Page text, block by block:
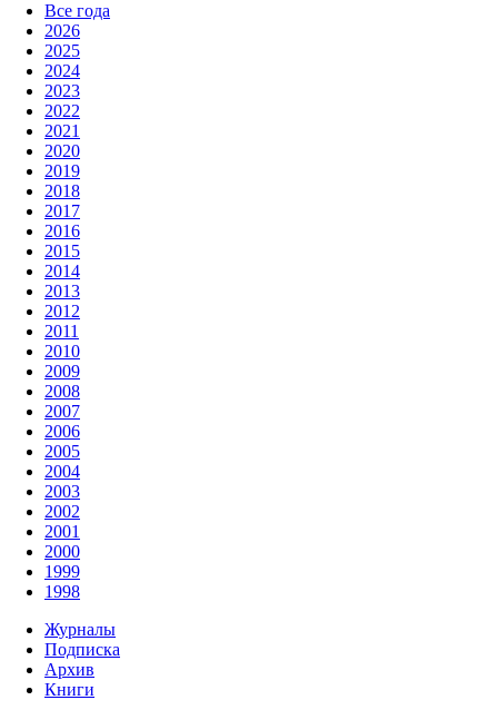
Все года
2026
2025
2024
2023
2022
2021
2020
2019
2018
2017
2016
2015
2014
2013
2012
2011
2010
2009
2008
2007
2006
2005
2004
2003
2002
2001
2000
1999
1998
Журналы
Подписка
Архив
Книги